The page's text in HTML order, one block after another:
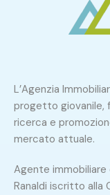
L’Agenzia
progetto giovanile,
ricerca e
mercato attuale.
Agente immobiliare
Ranaldi iscritto alla